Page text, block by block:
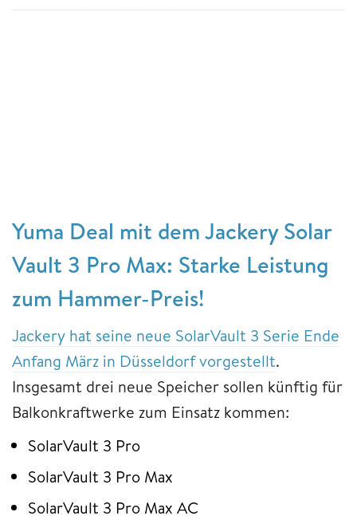
Yuma Deal mit dem Jackery Solar
Vault 3 Pro Max: Starke Leistung
zum Hammer-Preis!
Jackery hat seine neue SolarVault 3 Serie Ende
Anfang März in Düsseldorf vorgestellt.
Insgesamt drei neue Speicher sollen künftig für
Balkonkraftwerke zum Einsatz kommen:
SolarVault 3 Pro
SolarVault 3 Pro Max
SolarVault 3 Pro Max AC